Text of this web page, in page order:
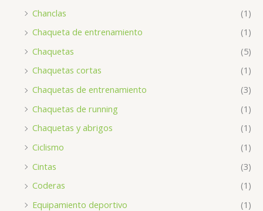
Chanclas
(1)
Chaqueta de entrenamiento
(1)
Chaquetas
(5)
Chaquetas cortas
(1)
Chaquetas de entrenamiento
(3)
Chaquetas de running
(1)
Chaquetas y abrigos
(1)
Ciclismo
(1)
Cintas
(3)
Coderas
(1)
Equipamiento deportivo
(1)